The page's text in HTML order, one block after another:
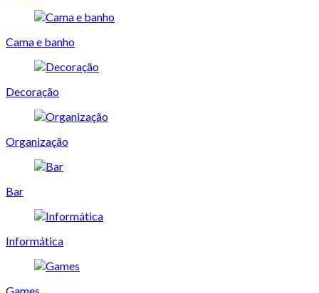
Cama e banho
Decoração
Organização
Bar
Informática